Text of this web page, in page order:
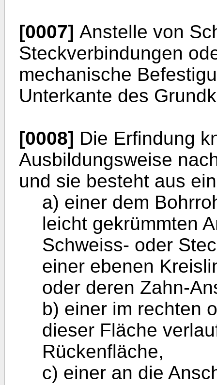
[0007] Anstelle von
Steckverbindungen
mechanische
Unterkante des
[0008] Die Erfindung
Ausbildungsweise
und sie besteht aus
a) einer dem
leicht gekrümmten
Schweiss- oder
einer ebenen
oder deren Zahn-
b) einer im rechten
dieser Fläche
Rückenfläche,
c) einer an die